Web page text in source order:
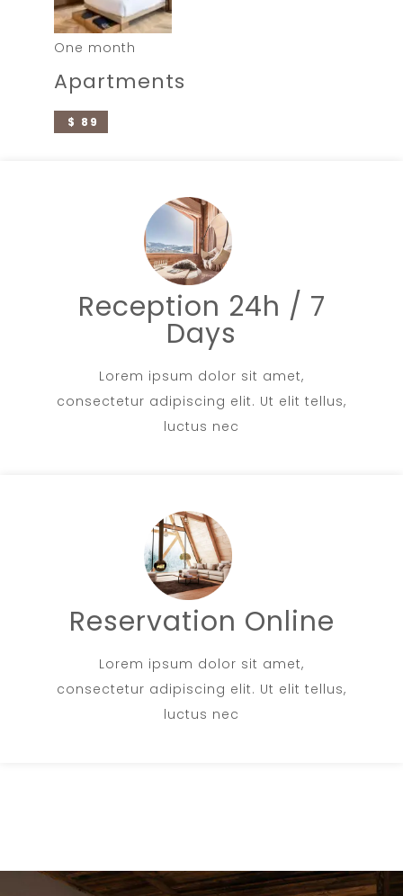
One month
Apartments
$ 89
Reception 24h / 7
Days
Lorem ipsum dolor sit amet,
consectetur adipiscing elit. Ut elit tellus,
luctus nec
Reservation Online
Lorem ipsum dolor sit amet,
consectetur adipiscing elit. Ut elit tellus,
luctus nec